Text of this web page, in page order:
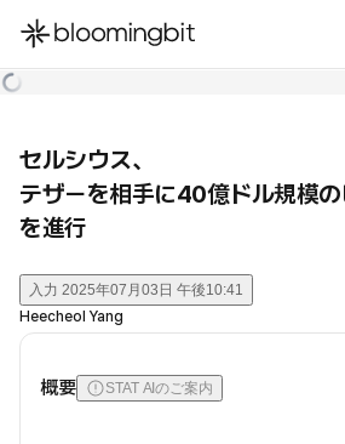
한국어
セルシウス、
テザーを相手に40億ドル規模
を進行
入力 2025年07月03日 午後10:41
Heecheol Yang
概要 STAT AIのご案内